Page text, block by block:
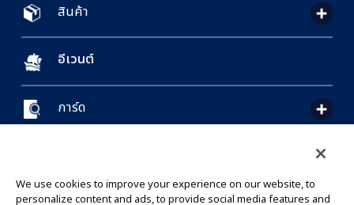
สินค้า
อีเวนต์
การ์ด
GLOBAL ENTRANCE
We use cookies to improve your experience on our website, to
personalize content and ads, to provide social media features and